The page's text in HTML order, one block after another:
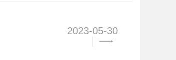
2023-05-30